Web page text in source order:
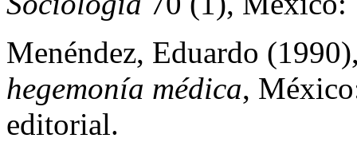
Menéndez, Eduardo
hegemonía médica,
editorial.